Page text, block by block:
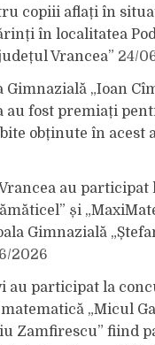
copiii aflați în
în localitatea
Vrancea” 24/
Gimnazială „Ioan
au fost premiați
obținute în acest
au participat
și
Gimnazială
2026
au participat la
„Micul
Zamfirescu” fiind